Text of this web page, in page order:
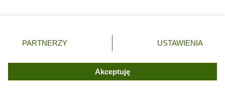
zmienić/wycofać klikając przycisk ustawień prywatności
znajdujący się w lewym dolnym rogu strony. Niektóre
użytkownika, ale masz prawo sprzeciwić się takiemu
przetwarzaniu. Preferencje będą miały zastosowania tylko
PARTNERZY USTAWIENIA
Akceptuję